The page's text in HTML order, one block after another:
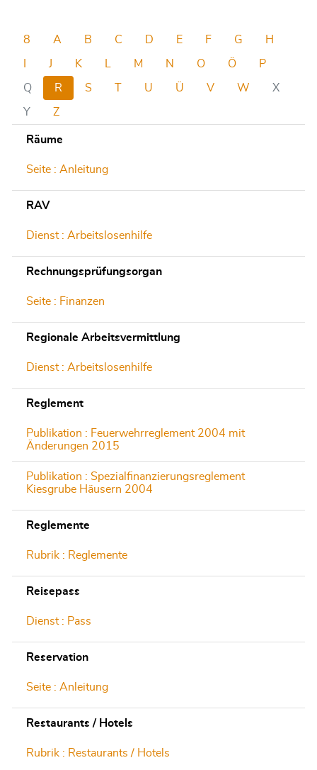
8 A B C D E F G H
J K M N O Ö P
Q R S U Ü V W X
Y Z
Räume
Seite : Anleitung
RAV
Dienst : Arbeitslosenhilfe
Rechnungsprüfungsorgan
Seite : Finanzen
Regionale Arbeitsvermittlung
Dienst : Arbeitslosenhilfe
Reglement
Publikation : Feuerwehrreglement 2004 mit
Änderungen 2015
Publikation : Spezialfinanzierungsreglement
Kiesgrube Häusern 2004
Reglemente
Rubrik : Reglemente
Reisepass
Dienst : Pass
Reservation
Seite : Anleitung
Restaurants / Hotels
Rubrik : Restaurants / Hotels